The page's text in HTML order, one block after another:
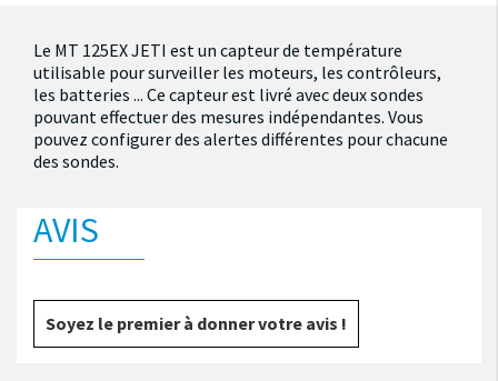
Le MT 125EX JETI est un capteur de température
utilisable pour surveiller les moteurs, les contrôleurs,
les batteries ... Ce capteur est livré avec deux sondes
pouvant effectuer des mesures indépendantes. Vous
pouvez configurer des alertes différentes pour chacune
des sondes.
AVIS
Soyez le premier à donner votre avis !